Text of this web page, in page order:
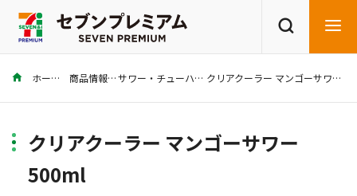
商品を探す レシピを探す
ホーム 商品情報 サワー・チューハイ クリアクーラー マンゴーサワー 500ml
クリアクーラー マンゴーサワー
500ml